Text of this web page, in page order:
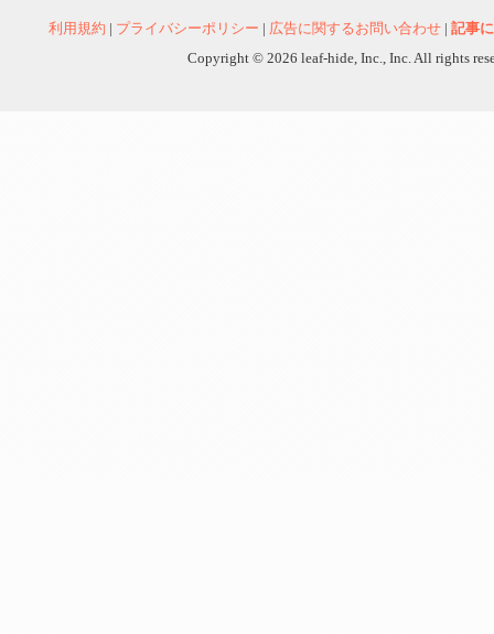
利用規約 | プライバシーポリシー | 広告に関するお問い合わせ | 記事
Copyright © 2026 leaf-hide, Inc., Inc. All rights